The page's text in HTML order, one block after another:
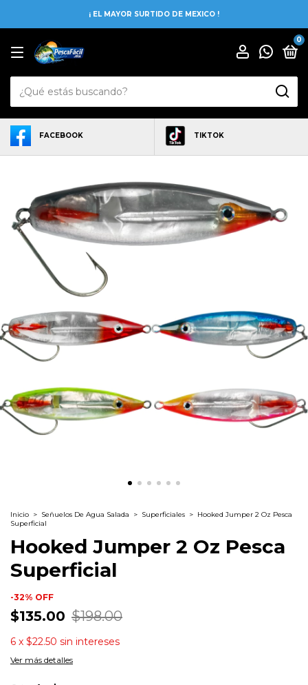
¡ EL MAYOR SURTIDO DE MEXICO !
0
FACEBOOK TIKTOK
Inicio > Señuelos De Agua Salada > Superficiales > Hooked Jumper 2 Oz Pesca
Superficial
Hooked Jumper 2 Oz Pesca
Superficial
-32% OFF
$135.00 $198.00
6 x $22.50 sin intereses
Ver más detalles